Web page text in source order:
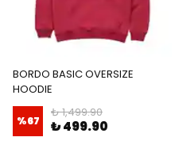
BORDO BASIC OVERSIZE
HOODIE
%67
₺ 1,499.90
₺ 499.90